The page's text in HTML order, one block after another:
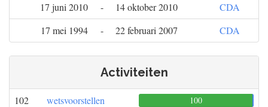
17 juni 2010 - 14 oktober 2010
CDA
17 mei 1994
- 22 februari 2007 CDA
Activiteiten
102 wetsvoorstellen 100